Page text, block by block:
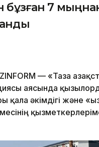
бұзған 7
— «Таза
аясында
қала әкімдігі және